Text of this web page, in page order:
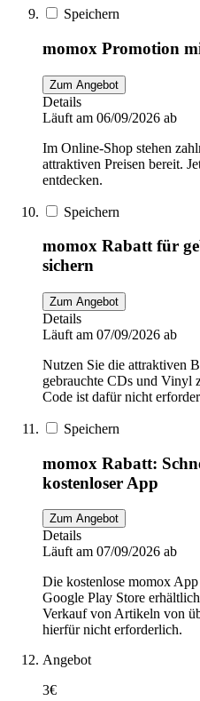
Speichern
momox Promotion
Zum Angebot
Details
Läuft am 06/09/2026 ab
Im Online-Shop stehen
attraktiven Preisen bereit.
entdecken.
Speichern
momox Rabatt für
sichern
Zum Angebot
Details
Läuft am 07/09/2026 ab
Nutzen Sie die attraktiven
gebrauchte CDs und Vinyl
Code ist dafür nicht
Speichern
momox Rabatt:
kostenloser App
Zum Angebot
Details
Läuft am 07/09/2026 ab
Die kostenlose momox
Google Play Store
Verkauf von Artikeln von
hierfür nicht erforderlich.
Angebot
3€